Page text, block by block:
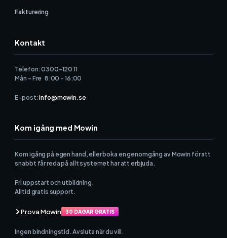
Fakturering
Kontakt
Telefon: 0300-120 11
Mån - Fre 8:00 - 16:00
E-post:info@mowin.se
Kom igång med Mowin
Kom igång på egen hand, eller boka en genomgång av Mowin för att
snabbt får reda på allt systemet har att erbjuda.
Fri uppstart och utbildning.
Alltid gratis support.
Prova Mowin 30 DAGAR GRATIS
Ingen bindningstid. Avsluta när du vill.